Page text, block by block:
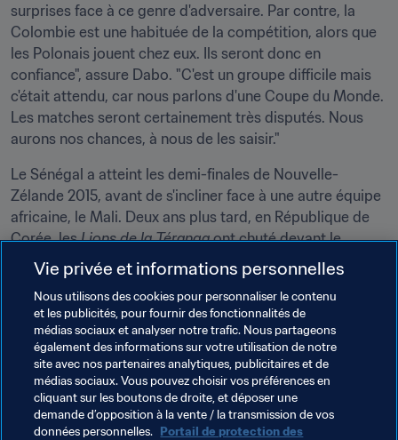
surprises face à ce genre d'adversaire. Par contre, la
Colombie est une habituée de la compétition, alors que
les Polonais jouent chez eux. Ils seront donc en
confiance", assure Dabo. "C'est un groupe difficile mais
c'était attendu, car nous parlons d'une Coupe du Monde.
Les matches seront certainement très disputés. Nous
aurons nos chances, à nous de les saisir."
Le Sénégal a atteint les demi-finales de Nouvelle-
Zélande 2015, avant de s'incliner face à une autre équipe
africaine, le Mali. Deux ans plus tard, en République de
Corée, les Lions de la Téranga ont chuté devant le
Mexique en huitième de finale.
Le plan de Dabo est clair : "Nous allons jouer sans
penser aux deux éditions précédentes parce que ça ne
servirait à rien. Il faut que nous arrivions à sortir de notre
groupe. Ensuite, on verra". Pour le sélectionneur
sénégalais, "toutes les équipes qui seront en Pologne
peuvent gagner le tournoi… et le Sénégal en fait partie".
Vie privée et informations personnelles
Nous utilisons des cookies pour personnaliser le contenu
et les publicités, pour fournir des fonctionnalités de
médias sociaux et analyser notre trafic. Nous partageons
également des informations sur votre utilisation de notre
site avec nos partenaires analytiques, publicitaires et de
médias sociaux. Vous pouvez choisir vos préférences en
cliquant sur les boutons de droite, et déposer une
demande d’opposition à la vente / la transmission de vos
données personnelles. Portail de protection des